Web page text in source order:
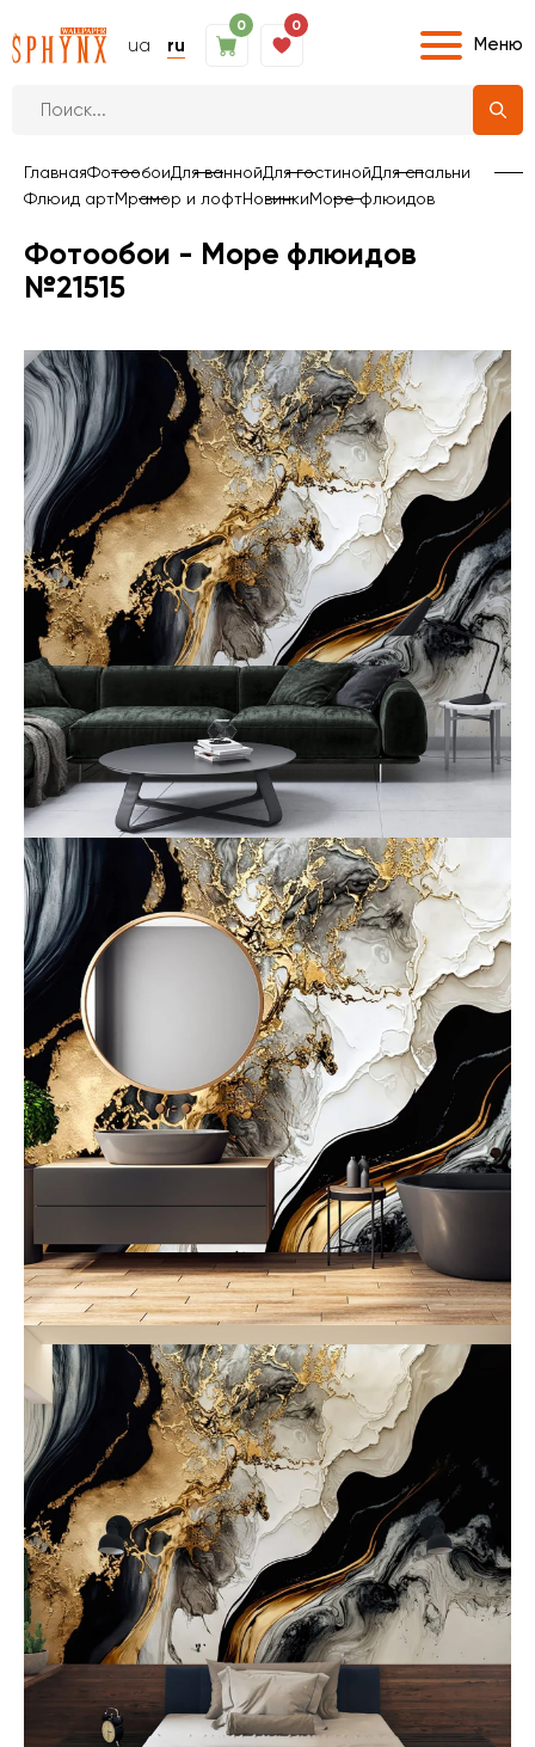
ua ru
0 0
Меню
ГлавнаяФотообоиДля ваннойДля гостинойДля спальни
Флюид артМрамор и лофтНовинкиМоре флюидов
Фотообои - Море флюидов
№21515